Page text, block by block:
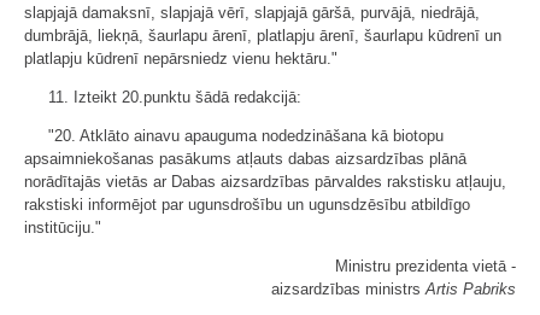
slapjajā damaksnī, slapjajā vērī, slapjajā gāršā, purvājā, niedrājā,
dumbrājā, liekņā, šaurlapu ārenī, platlapju ārenī, šaurlapu kūdrenī un
platlapju kūdrenī nepārsniedz vienu hektāru."
11. Izteikt 20.punktu šādā redakcijā:
"20. Atklāto ainavu apauguma nodedzināšana kā biotopu
apsaimniekošanas pasākums atļauts dabas aizsardzības plānā
norādītajās vietās ar Dabas aizsardzības pārvaldes rakstisku atļauju,
rakstiski informējot par ugunsdrošību un ugunsdzēsību atbildīgo
institūciju."
Ministru prezidenta vietā -
aizsardzības ministrs Artis Pabriks